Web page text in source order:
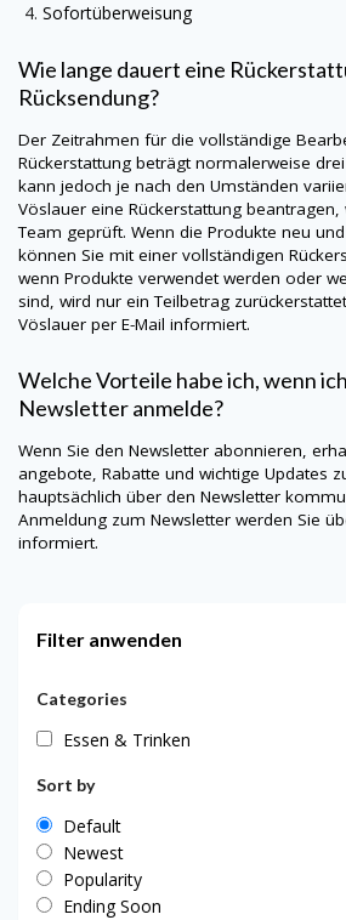
Sofortüberweisung
Wie lange dauert eine
Rücksendung?
Der Zeitrahmen für die vollständige
Rückerstattung beträgt normalerweise
kann jedoch je nach den Umständen
Vöslauer eine Rückerstattung
Team geprüft. Wenn die Produkte neu
können Sie mit einer vollständigen
wenn Produkte verwendet werden oder
sind, wird nur ein Teilbetrag
Vöslauer per E-Mail informiert.
Welche Vorteile habe ich, wenn
Newsletter anmelde?
Wenn Sie den Newsletter abonnieren,
angebote, Rabatte und wichtige Updates
hauptsächlich über den Newsletter
Anmeldung zum Newsletter werden Sie
informiert.
Filter anwenden
Categories
Essen & Trinken
Sort by
Default
Newest
Popularity
Ending Soon